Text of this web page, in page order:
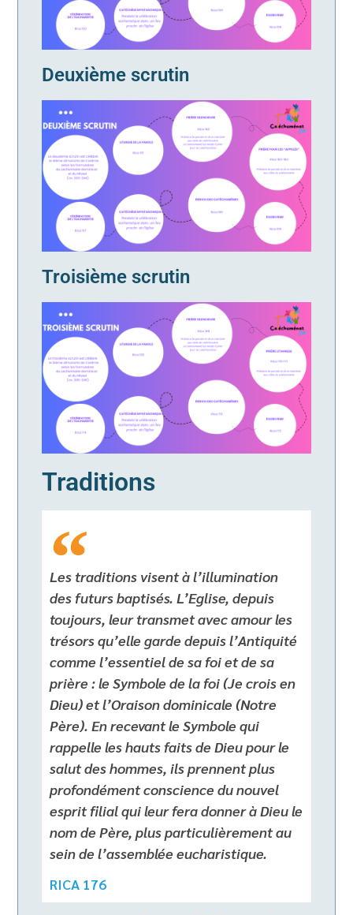
Deuxième scrutin
Troisième scrutin
Traditions
Les traditions visent à l’illumination
des futurs baptisés. L’Eglise, depuis
toujours, leur transmet avec amour les
trésors qu’elle garde depuis l’Antiquité
comme l’essentiel de sa foi et de sa
prière : le Symbole de la foi (Je crois en
Dieu) et l’Oraison dominicale (Notre
Père). En recevant le Symbole qui
rappelle les hauts faits de Dieu pour le
salut des hommes, ils prennent plus
profondément conscience du nouvel
esprit filial qui leur fera donner à Dieu le
nom de Père, plus particulièrement au
sein de l’assemblée eucharistique.
RICA 176